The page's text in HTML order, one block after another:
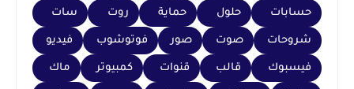
حسابات حلول حماية روت سات
شروحات صوت صور فوتوشوب فيديو
فيسبوك قالب قنوات كمبيوتر ماك